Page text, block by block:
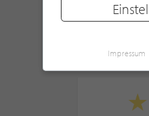
Impressum